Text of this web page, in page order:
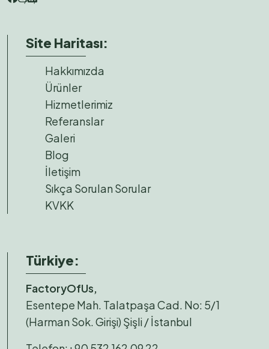
Site Haritası:
Hakkımızda
Ürünler
Hizmetlerimiz
Referanslar
Galeri
Blog
İletişim
Sıkça Sorulan Sorular
KVKK
Türkiye:
FactoryOfUs,
Esentepe Mah. Talatpaşa Cad. No: 5/1
(Harman Sok. Girişi) Şişli / İstanbul